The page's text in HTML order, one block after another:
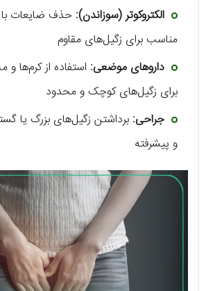
الکتروکوتر (سوزاندن): حذف ضایعات با
مناسب برای زگیل‌های مقاوم
داروهای موضعی: استفاده از کرم‌ها
برای زگیل‌های کوچک و محدود
جراحی: برداشتن زگیل‌های بزرگ یا
و پیشرفته